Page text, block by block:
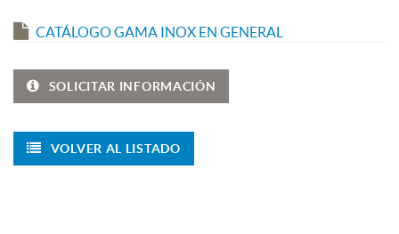
CATÁLOGO GAMA INOX EN GENERAL
SOLICITAR INFORMACIÓN
VOLVER AL LISTADO